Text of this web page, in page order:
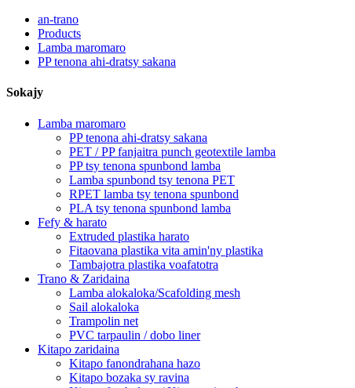
an-trano
Products
Lamba maromaro
PP tenona ahi-dratsy sakana
Sokajy
Lamba maromaro
PP tenona ahi-dratsy sakana
PET / PP fanjaitra punch geotextile lamba
PP tsy tenona spunbond lamba
Lamba spunbond tsy tenona PET
RPET lamba tsy tenona spunbond
PLA tsy tenona spunbond lamba
Fefy & harato
Extruded plastika harato
Fitaovana plastika vita amin'ny plastika
Tambajotra plastika voafatotra
Trano & Zaridaina
Lamba alokaloka/Scafolding mesh
Sail alokaloka
Trampolin net
PVC tarpaulin / dobo liner
Kitapo zaridaina
Kitapo fanondrahana hazo
Kitapo bozaka sy ravina